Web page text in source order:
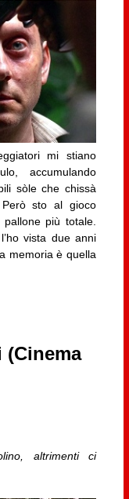
mi stiano
accumulando
sòle che chissà
sto al gioco
più totale.
vista due anni
memoria è quella
(Cinema
altrimenti ci